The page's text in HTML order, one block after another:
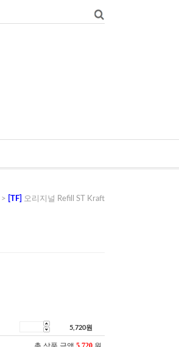
> [TF] 오리지널 Refill ST Kraft
5,720원